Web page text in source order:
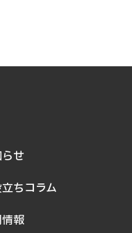
せ
ちコラム
報